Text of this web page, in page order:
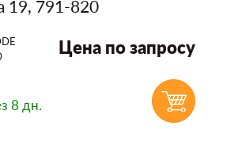
19, 791-820
Цена по запросу
8 дн.